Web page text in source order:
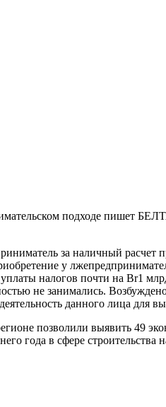
подходе пишет
за наличный расчет
у
налогов почти на Br1
не занимались.
данного лица для
позволили выявить 49
года в сфере